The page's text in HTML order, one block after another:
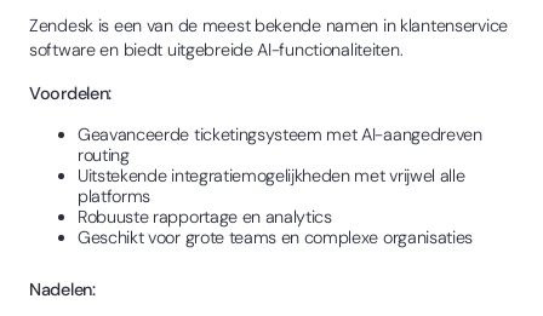
Zendesk is een van de meest bekende namen in klantenservice
software en biedt uitgebreide AI-functionaliteiten.
Voordelen:
Geavanceerde ticketingsysteem met AI-aangedreven
routing
Uitstekende integratiemogelijkheden met vrijwel alle
platforms
Robuuste rapportage en analytics
Geschikt voor grote teams en complexe organisaties
Nadelen: